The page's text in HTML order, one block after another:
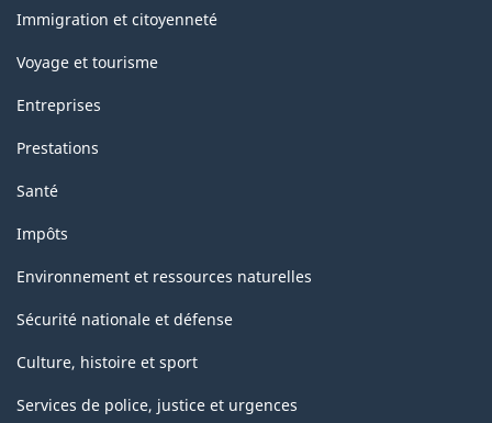
sujets
Immigration et citoyenneté
Voyage et tourisme
Entreprises
Prestations
Santé
Impôts
Environnement et ressources naturelles
Sécurité nationale et défense
Culture, histoire et sport
Services de police, justice et urgences